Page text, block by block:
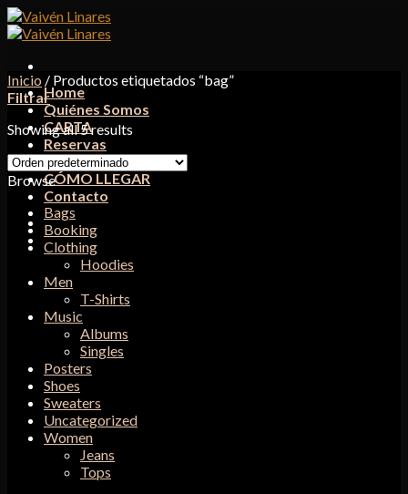
Skip
to
Home
Quiénes Somos
CARTA
Reservas
Delivery
CÓMO LLEGAR
Contacto
Inicio / Productos etiquetados “bag”
Filtrar
Showing all 5 results
Browse
Bags
Booking
Clothing
Hoodies
Men
T-Shirts
Music
Albums
Singles
Posters
Shoes
Sweaters
Uncategorized
Women
Jeans
Tops